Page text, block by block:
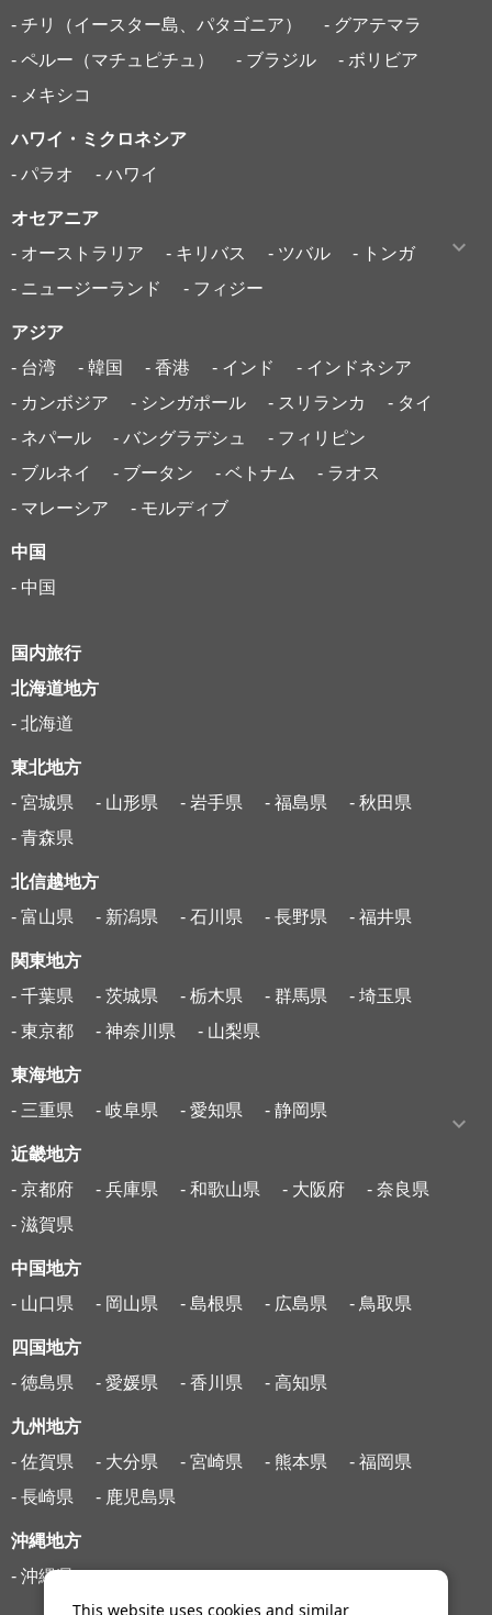
- チリ（イースター島、パタゴニア）
- グアテマラ
- ペルー（マチュピチュ）
- ブラジル
- ボリビア
- メキシコ
ハワイ・ミクロネシア
- パラオ
- ハワイ
オセアニア
- オーストラリア
- キリバス - ツバル
- トンガ
- ニュージーランド
- フィジー
アジア
- 台湾
- 韓国 - 香港 - インド
- インドネシア
- カンボジア
- シンガポール - スリランカ
- タイ
- ネパール
- バングラデシュ
- フィリピン
- ブルネイ
- ブータン - ベトナム
- ラオス
- マレーシア
- モルディブ
中国
- 中国
国内旅行
北海道地方
- 北海道
東北地方
- 宮城県
- 山形県 - 岩手県 - 福島県
- 秋田県
- 青森県
北信越地方
- 富山県
- 新潟県 - 石川県 - 長野県 - 福井県
関東地方
- 千葉県
- 茨城県 - 栃木県 - 群馬県
- 埼玉県
- 東京都
- 神奈川県 - 山梨県
東海地方
- 三重県
- 岐阜県 - 愛知県 - 静岡県
近畿地方
- 京都府
- 兵庫県 - 和歌山県 - 大阪府
- 奈良県
- 滋賀県
中国地方
- 山口県
- 岡山県 - 島根県 - 広島県 - 鳥取県
四国地方
- 徳島県
- 愛媛県 - 香川県 - 高知県
九州地方
- 佐賀県
- 大分県 - 宮崎県 - 熊本県
- 福岡県
- 長崎県
- 鹿児島県
沖縄地方
- 沖縄県
This website uses cookies and similar